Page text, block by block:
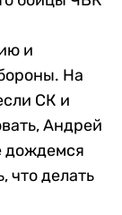
и
На
СК и
Андрей
дождемся
что делать